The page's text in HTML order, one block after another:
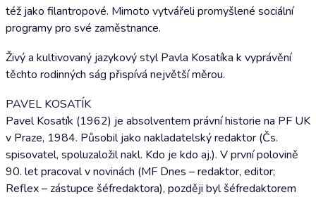
též jako filantropové. Mimoto vytvářeli promyšlené sociální
programy pro své zaměstnance.
Živý a kultivovaný jazykový styl Pavla Kosatíka k vyprávění
těchto rodinných ság přispívá největší měrou.
PAVEL KOSATÍK
Pavel Kosatík (1962) je absolventem právní historie na PF UK
v Praze, 1984. Působil jako nakladatelský redaktor (Čs.
spisovatel, spoluzaložil nakl. Kdo je kdo aj.). V první polovině
90. let pracoval v novinách (MF Dnes – redaktor, editor;
Reflex – zástupce šéfredaktora), později byl šéfredaktorem